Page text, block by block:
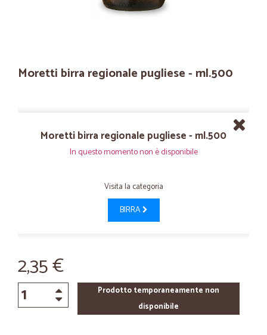
Moretti birra regionale pugliese - ml.500
Moretti birra regionale pugliese - ml.500
In questo momento non è disponibile
Visita la categoria
BIRRA
2,35 €
Prodotto temporaneamente non
disponibile